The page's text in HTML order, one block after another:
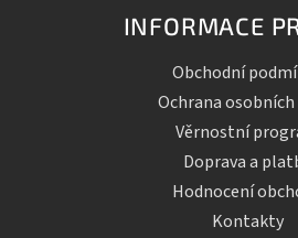
INFORMACE
Obchodní
Ochrana osobních
Věrnostní
Doprava a
Hodnocení
Kontakty